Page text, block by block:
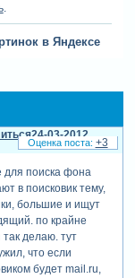
.
в Яндексе
24-03-2012
для поиска фона
в поисковик тему,
большие и ищут
по крайне
делаю. тут
что если
будет mail.ru,
+3